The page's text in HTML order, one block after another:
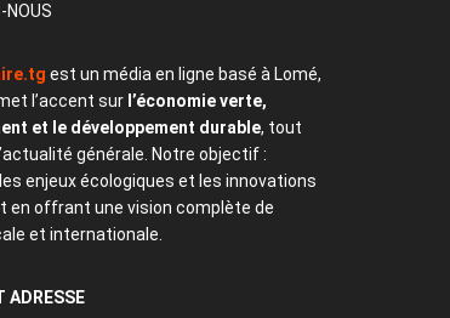
NOUS
est un média en ligne basé à Lomé,
l’accent sur l’économie verte,
et le développement durable, tout
générale. Notre objectif :
enjeux écologiques et les innovations
en offrant une vision complète de
et internationale.
ADRESSE